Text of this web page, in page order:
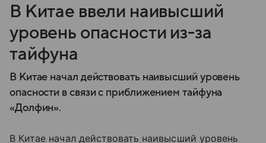
В Китае ввели наивысший
уровень опасности из-за
тайфуна
В Китае начал действовать наивысший уровень
опасности в связи с приближением тайфуна
«Долфин».
В Китае начал действовать наивысший уровень